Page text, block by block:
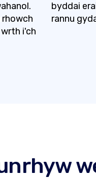
rhowch
i'ch
byddai
rannu